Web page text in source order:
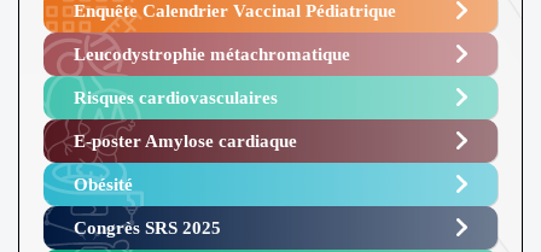
Enquête Calendrier Vaccinal Pédiatrique
Leucodystrophie métachromatique
Risques cardiovasculaires
E-poster Amylose cardiaque ​
Obésité ​
Congrès SRS 2025 ​